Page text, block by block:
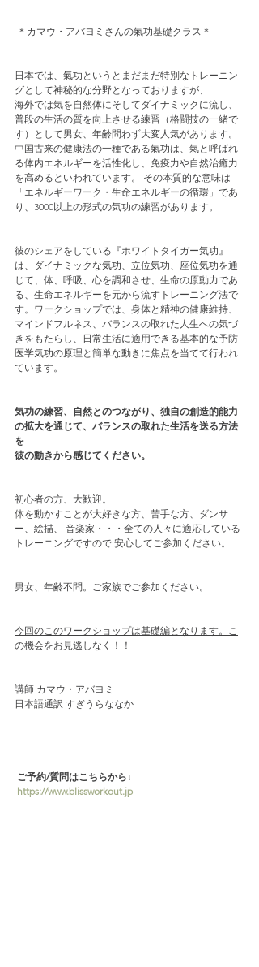
＊カマウ・アバヨミさんの氣功基礎クラス＊
日本では、氣功というとまだまだ特別なトレーニン
グとして神秘的な分野となっておりますが、
海外では氣を自然体にそしてダイナミックに流し、
普段の生活の質を向上させる練習（格闘技の一緒で
す）として男女、年齢問わず大変人気があります。
中国古来の健康法の一種である氣功は、氣と呼ばれ
る体内エネルギーを活性化し、免疫力や自然治癒力
を高めるといわれています。 その本質的な意味は
「エネルギーワーク・生命エネルギーの循環」であ
り、3000以上の形式の気功の練習があります。
彼のシェアをしている『ホワイトタイガー気功』
は、ダイナミックな気功、立位気功、座位気功を通
じて、体、呼吸、心を調和させ、生命の原動力であ
る、生命エネルギーを元から流すトレーニング法で
す。ワークショップでは、身体と精神の健康維持、
マインドフルネス、バランスの取れた人生への気づ
きをもたらし、日常生活に適用できる基本的な予防
医学気功の原理と簡単な動きに焦点を当てて行われ
ています。
気功の練習、自然とのつながり、独自の創造的能力
の拡大を通じて、バランスの取れた生活を送る方法
を
彼の動きから感じてください。
初心者の方、大歓迎。
体を動かすことが大好きな方、苦手な方、ダンサ
ー、絵描、 音楽家・・・全ての人々に適応している
トレーニングですので 安心してご参加ください。
男女、年齢不問。ご家族でご参加ください。
今回のこのワークショップは基礎編となります。こ
の機会をお見逃しなく！！
講師 カマウ・アバヨミ
日本語通訳 すぎうらななか
ご予約/質問はこちらから↓
https://www.blissworkout.jp